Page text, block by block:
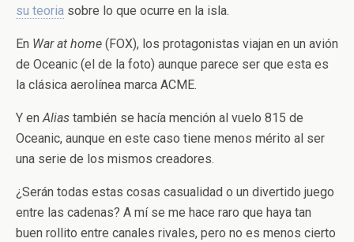
su teoria sobre lo que ocurre en la isla.
En War at home (FOX), los protagonistas viajan en un avión
de Oceanic (el de la foto) aunque parece ser que esta es
la clásica aerolínea marca ACME.
Y enAlias también se hacía mención al vuelo 815 de
Oceanic, aunque en este caso tiene menos mérito al ser
una serie de los mismos creadores.
¿Serán todas estas cosas casualidad o un divertido juego
entre las cadenas? A mí se me hace raro que haya tan
buen rollito entre canales rivales, pero no es menos cierto